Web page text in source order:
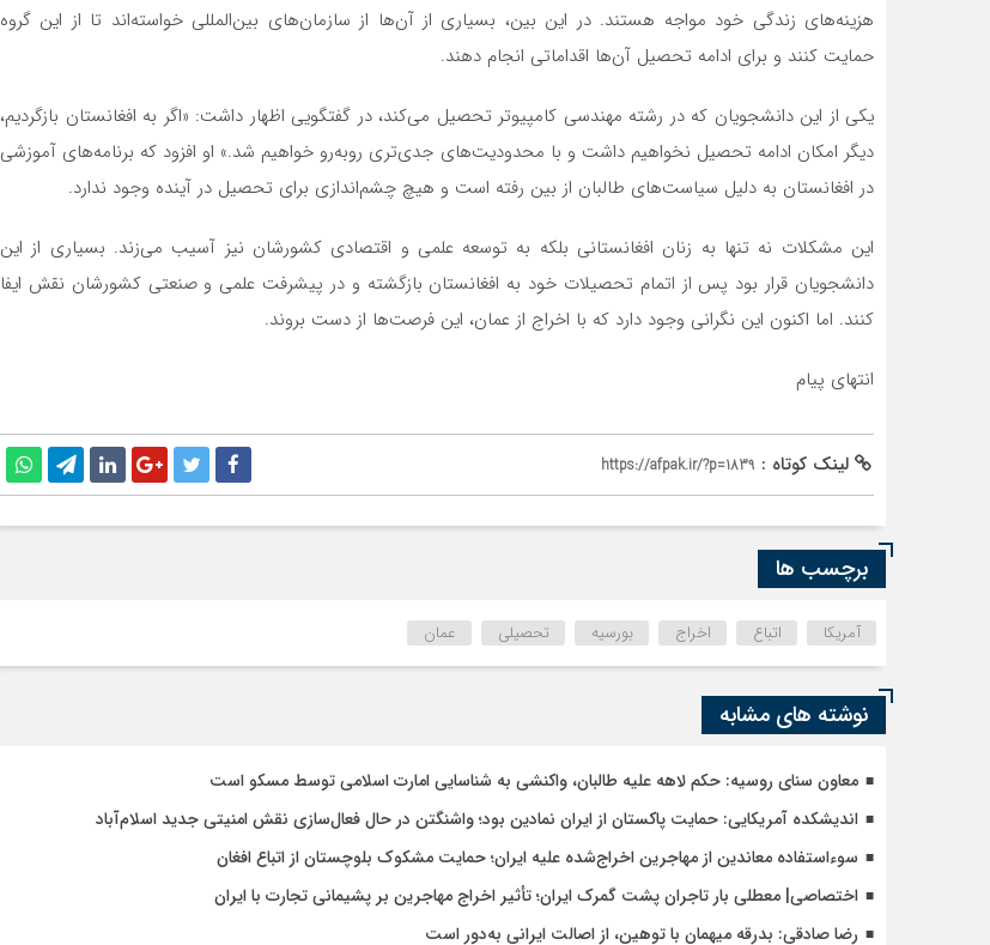
هزینه‌های زندگی خود مواجه هستند. در این بین، بسیاری از آن‌ها از سازمان‌های بین‌المللی خواسته‌اند تا از این گروه
حمایت کنند و برای ادامه تحصیل آن‌ها اقداماتی انجام دهند.
یکی از این دانشجویان که در رشته مهندسی کامپیوتر تحصیل می‌کند، در گفتگویی اظهار داشت: «اگر به افغانستان بازگردیم،
دیگر امکان ادامه تحصیل نخواهیم داشت و با محدودیت‌های جدی‌تری روبه‌رو خواهیم شد.» او افزود که برنامه‌های آموزشی
در افغانستان به دلیل سیاست‌های طالبان از بین رفته است و هیچ چشم‌اندازی برای تحصیل در آینده وجود ندارد.
این مشکلات نه تنها به زنان افغانستانی بلکه به توسعه علمی و اقتصادی کشورشان نیز آسیب می‌زند. بسیاری از این
دانشجویان قرار بود پس از اتمام تحصیلات خود به افغانستان بازگشته و در پیشرفت علمی و صنعتی کشورشان نقش ایفا
کنند. اما اکنون این نگرانی وجود دارد که با اخراج از عمان، این فرصت‌ها از دست بروند.
انتهای پیام
لینک کوتاه : https://afpak.ir/?p=1839
برچسب ها
آمریکا اتباع اخراج بورسیه تحصیلی عمان
نوشته های مشابه
معاون سنای روسیه: حکم لاهه علیه طالبان، واکنشی به شناسایی امارت اسلامی توسط مسکو است
اندیشکده آمریکایی: حمایت پاکستان از ایران نمادین بود؛ واشنگتن در حال فعال‌سازی نقش امنیتی جدید اسلام‌آباد
سوءاستفاده معاندین از مهاجرین اخراج‌شده علیه ایران؛ حمایت مشکوک بلوچستان از اتباع افغان
اختصاصی| معطلی بار تاجران پشت گمرک ایران؛ تأثیر اخراج مهاجرین بر پشیمانی تجارت با ایران
رضا صادقی: بدرقه میهمان با توهین، از اصالت ایرانی به‌دور است